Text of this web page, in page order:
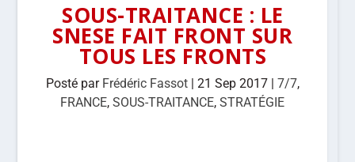
SOUS-TRAITANCE : LE
SNESE FAIT FRONT SUR
TOUS LES FRONTS
Posté par Frédéric Fassot| 21 Sep 2017| 7/7,
FRANCE,SOUS-TRAITANCE,STRATÉGIE